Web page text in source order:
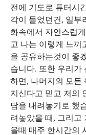
전에 기도로 튜터시
각이 들었던건, 일부
화속에서 자연스럽
고 나는 이렇게 느끼
을 공유하는것이 좋
습니다. 또한 우리가
하면, 나머지의 모든
지신다고 믿고 저의
담을 내려놓기로 했
려놓았을 때, 그리고
을때 매주 한시간의